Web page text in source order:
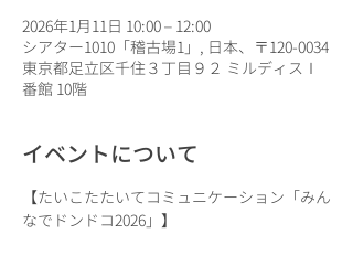
2026年1月11日 10:00 – 12:00
シアター1010「稽古場1」, 日本、〒120-0034
東京都足立区千住３丁目９２ ミルディスⅠ
番館 10階
イベントについて
【たいこたたいてコミュニケーション「みん
なでドンドコ2026」】